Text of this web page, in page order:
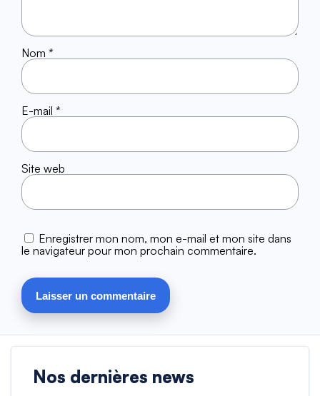
Nom *
E-mail *
Site web
Enregistrer mon nom, mon e-mail et mon site dans
le navigateur pour mon prochain commentaire.
Nos dernières news